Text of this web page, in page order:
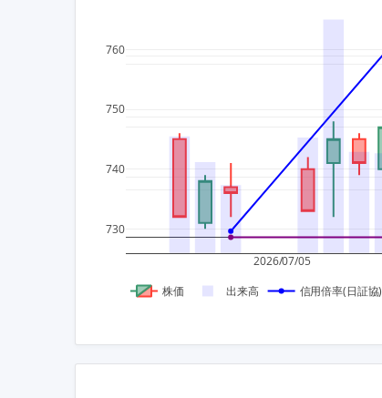
2026/07/05
730
740
750
760
株価 出来高 信用倍率(日証協)